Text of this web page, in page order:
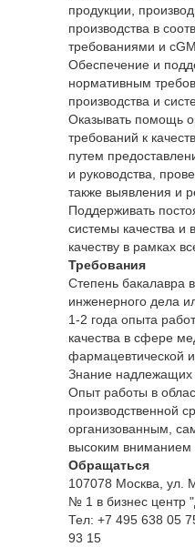
продукции,
производства в
требованиями и
Обеспечение и
нормативным
производства и
Оказывать помощь
требований к
путем
и руководства,
также выявления и
Поддерживать
системы качества и
качеству в рамках
Требования
Степень бакалавра
инженерного дела
1-2 года опыта
качества в сфере
фармацевтической
Знание надлежащих
Опыт работы в
производственной
организованным,
высоким вниманием
Обращаться
107078 Москва, ул.
№ 1 в бизнес центр
Тел: +7 495 638 05
93 15